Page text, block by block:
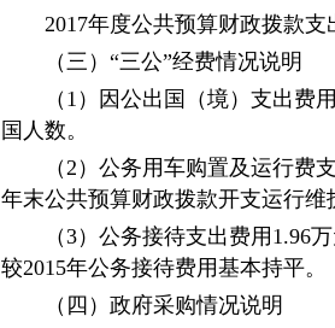
2017年度公共预算财政拨款支
（三）“三公”经费情况说明
（1）因公出国（境）支出费
国人数。
（2）公务用车购置及运行费
年末公共预算财政拨款开支运行维
（3）公务接待支出费用1.96
较2015年公务接待费用基本持平。
（四）政府采购情况说明